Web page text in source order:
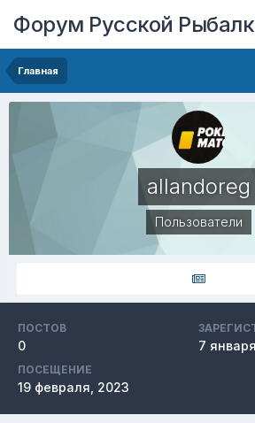
Форум Русской
Главная
allandoreg
Пользователи
ПОСТОВ
0 7
ПОСЕЩЕНИЕ
19 февраля, 2023